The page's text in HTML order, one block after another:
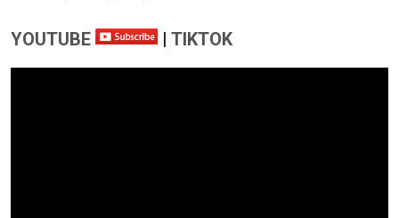
YOUTUBE | TIKTOK